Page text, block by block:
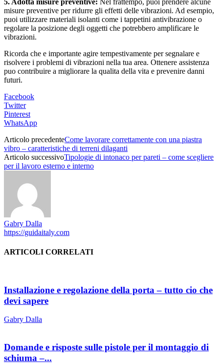
5. Adotta misure preventive: Nel frattempo, puoi prendere alcune
misure preventive per ridurre gli effetti delle vibrazioni. Ad esempio,
puoi utilizzare materiali isolanti come i tappetini antivibrazione o
regolare la posizione degli oggetti che potrebbero amplificare le
vibrazioni.
Ricorda che e importante agire tempestivamente per segnalare e
risolvere i problemi di vibrazioni nella tua area. Ottenere assistenza
puo contribuire a migliorare la qualita della vita e prevenire danni
futuri.
Facebook
Twitter
Pinterest
WhatsApp
Articolo precedenteCome lavorare correttamente con una piastra
vibro – caratteristiche di terreni dilaganti
Articolo successivoTipologie di intonaco per pareti – come scegliere
per il lavoro esterno e interno
Gabry Dalla
https://guidaitaly.com
ARTICOLI CORRELATI
Installazione e regolazione della porta – tutto cio che
devi sapere
Gabry Dalla
Domande e risposte sulle pistole per il montaggio di
schiuma –...